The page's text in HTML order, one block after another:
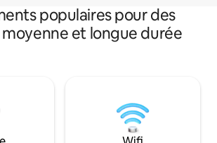
populaires pour des
et longue durée